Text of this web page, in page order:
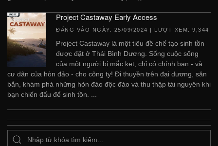
Project Castaway Early Access
ĐĂNG VÀO NGÀY: 25/09/2024 | LƯỢT XEM: 9,344
Project Castaway là một tiêu đề chế tạo sinh tồn
được đặt ở Thái Bình Dương. Sống cuộc sống
của một người bị mắc kẹt, chỉ có chính bạn - và
cư dân của hòn đảo - cho công ty! Đi thuyền trên đại dương, săn
bắn, khám phá những hòn đảo độc đáo và thu thập tài nguyên khi
bạn chiến đấu để sinh tồn. ...